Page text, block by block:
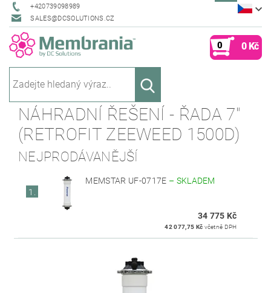
+420739098989
SALES@DCSOLUTIONS.CZ
0 0 Kč
NÁHRADNÍ ŘEŠENÍ - ŘADA 7"
(RETROFIT ZEEWEED 1500D)
NEJPRODÁVANĚJŠÍ
1.
MEMSTAR UF-0717E – SKLADEM
34 775 Kč
42 077,75 Kč včetně DPH